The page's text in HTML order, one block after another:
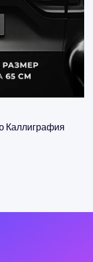
Каллиграфия